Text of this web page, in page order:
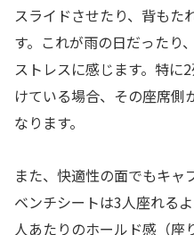
スライドさせたり、背もた
す。これが雨の日だったり
ストレスに感じます。特に
けている場合、その座席側
なります。
また、快適性の面でもキャ
ベンチシートは3人座れる
人あたりのホールド感（座